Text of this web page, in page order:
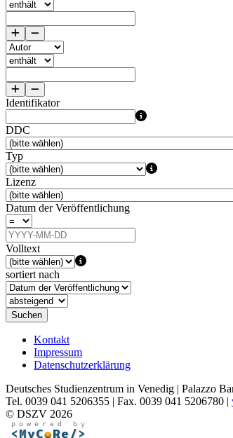
Identifikator
DDC
Typ
Lizenz
Datum der Veröffentlichung
Volltext
sortiert nach
Suchen
Kontakt
Impressum
Datenschutzerklärung
Deutsches Studienzentrum in Venedig | Palazzo
Tel. 0039 041 5206355 | Fax. 0039 041 5206780 |
© DSZV 2026